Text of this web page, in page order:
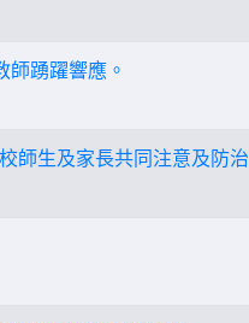
踴躍響應。
師生及家長共同注意及防治